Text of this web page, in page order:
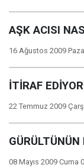
AŞK ACISI
16 Ağustos 2009
İTİRAF
22 Temmuz 2009
08 Mayıs 2009 Cuma